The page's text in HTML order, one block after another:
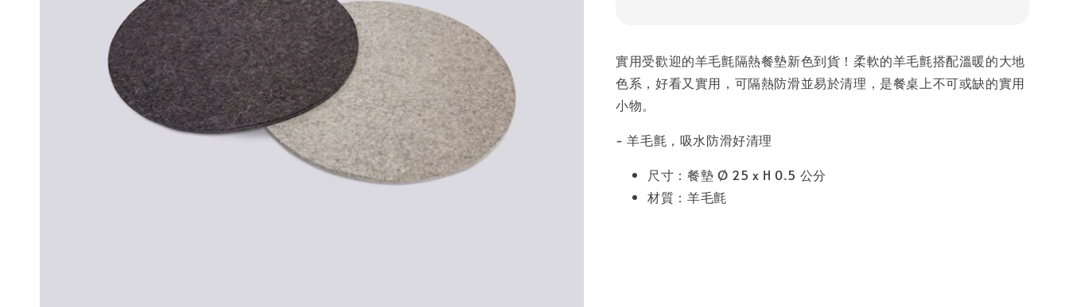
實用受歡迎的羊毛氈隔熱餐墊新色到貨！柔軟的羊毛氈搭配溫暖的大地
色系，好看又實用，可隔熱防滑並易於清理，是餐桌上不可或缺的實用
小物。
- 羊毛氈，吸水防滑好清理
尺寸：餐墊 Ø 25 x H 0.5 公分
材質：羊毛氈